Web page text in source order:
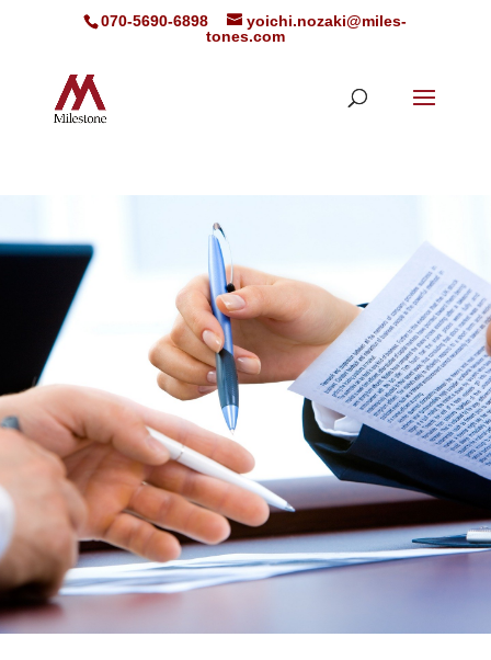
070-5690-6898
yoichi.nozaki@miles-
tones.com